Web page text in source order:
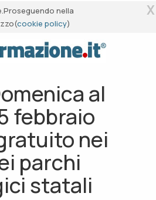
nella
cookie policy)
X
al
febbraio
nei
parchi
statali